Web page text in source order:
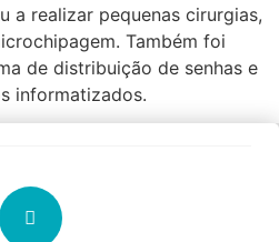
a realizar pequenas cirurgias,
Também foi
de distribuição de senhas e
informatizados.